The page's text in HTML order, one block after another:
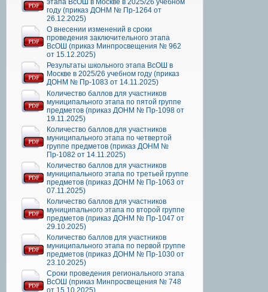
этапа ВсОШ в Москве в 2025/26 учебном
году (приказ ДОНМ № Пр-1264 от
26.12.2025)
О внесении изменений в сроки
проведения заключительного этапа
ВсОШ (приказ Минпросвещения № 962
от 15.12.2025)
Результаты школьного этапа ВсОШ в
Москве в 2025/26 учебном году (приказ
ДОНМ № Пр-1083 от 14.11.2025)
Количество баллов для участников
муниципального этапа по пятой группе
предметов (приказ ДОНМ № Пр-1098 от
19.11.2025)
Количество баллов для участников
муниципального этапа по четвертой
группе предметов (приказ ДОНМ №
Пр-1082 от 14.11.2025)
Количество баллов для участников
муниципального этапа по третьей группе
предметов (приказ ДОНМ № Пр-1063 от
07.11.2025)
Количество баллов для участников
муниципального этапа по второй группе
предметов (приказ ДОНМ № Пр-1047 от
29.10.2025)
Количество баллов для участников
муниципального этапа по первой группе
предметов (приказ ДОНМ № Пр-1030 от
23.10.2025)
Сроки проведения регионального этапа
ВсОШ (приказ Минпросвещения № 748
от 15.10.2025)